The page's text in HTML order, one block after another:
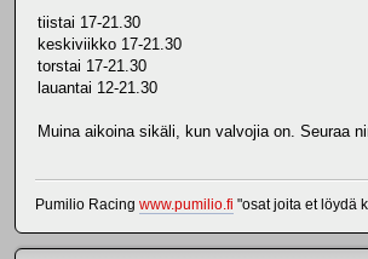
tiistai 17-21.30
keskiviikko 17-21.30
torstai 17-21.30
lauantai 12-21.30
Muina aikoina sikäli, kun valvojia on. Seuraa
Pumilio Racing www.pumilio.fi "osat joita et löydä